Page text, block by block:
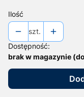
Ilość
szt.
Dostępność:
brak w magazynie